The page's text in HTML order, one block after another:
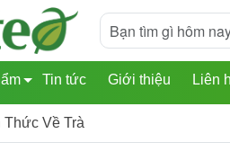
Tin tức Giới thiệu Liên
Thức Về Trà